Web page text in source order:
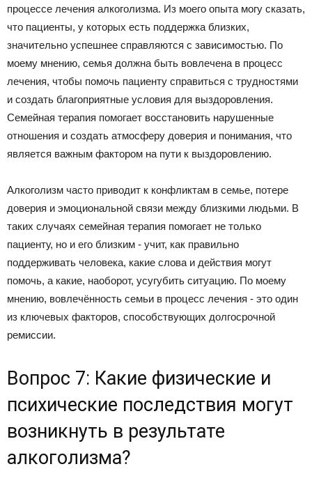
процессе лечения алкоголизма. Из моего опыта могу сказать,
что пациенты, у которых есть поддержка близких,
значительно успешнее справляются с зависимостью. По
моему мнению, семья должна быть вовлечена в процесс
лечения, чтобы помочь пациенту справиться с трудностями
и создать благоприятные условия для выздоровления.
Семейная терапия помогает восстановить нарушенные
отношения и создать атмосферу доверия и понимания, что
является важным фактором на пути к выздоровлению.
Алкоголизм часто приводит к конфликтам в семье, потере
доверия и эмоциональной связи между близкими людьми. В
таких случаях семейная терапия помогает не только
пациенту, но и его близким - учит, как правильно
поддерживать человека, какие слова и действия могут
помочь, а какие, наоборот, усугубить ситуацию. По моему
мнению, вовлечённость семьи в процесс лечения - это один
из ключевых факторов, способствующих долгосрочной
ремиссии.
Вопрос 7: Какие физические и
психические последствия могут
возникнуть в результате
алкоголизма?